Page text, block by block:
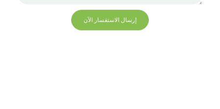
إرسال الاستفسار الآن